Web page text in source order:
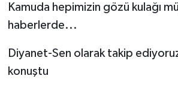
Kamuda hepimizin gözü kulağı
haberlerde...
Diyanet-Sen olarak takip
konuştu